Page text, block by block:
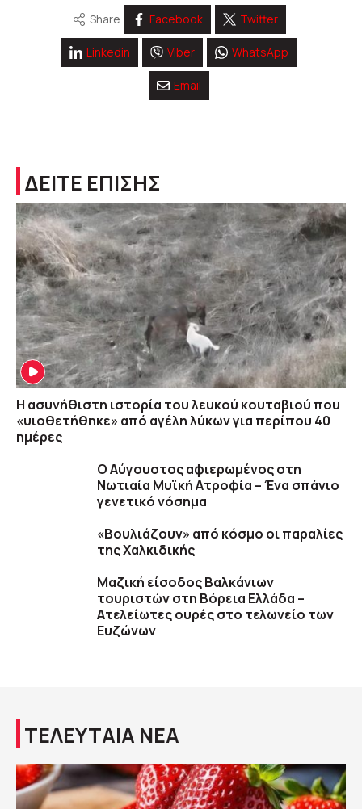
Share Facebook Twitter
Linkedin Viber WhatsApp
Email
ΔΕΙΤΕ ΕΠΙΣΗΣ
Η ασυνήθιστη ιστορία του λευκού κουταβιού που
«υιοθετήθηκε» από αγέλη λύκων για περίπου 40
ημέρες
Ο Αύγουστος αφιερωμένος στη
Νωτιαία Μυϊκή Ατροφία – Ένα σπάνιο
γενετικό νόσημα
«Βουλιάζουν» από κόσμο οι παραλίες
της Χαλκιδικής
Μαζική είσοδος Βαλκάνιων
τουριστών στη Βόρεια Ελλάδα –
Ατελείωτες ουρές στο τελωνείο των
Ευζώνων
ΤΕΛΕΥΤΑΙΑ ΝΕΑ